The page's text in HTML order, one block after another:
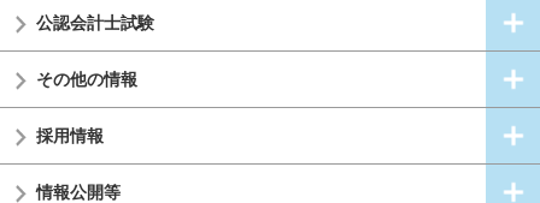
公認会計士試験
その他の情報
採用情報
情報公開等